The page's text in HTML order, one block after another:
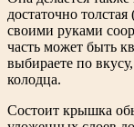
достаточно
своими руками
часть может быть
выбираете по
колодца.
Состоит крышка